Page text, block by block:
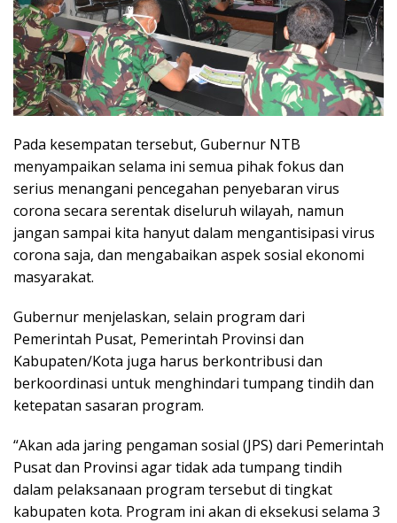
Pada kesempatan tersebut, Gubernur NTB
menyampaikan selama ini semua pihak fokus dan
serius menangani pencegahan penyebaran virus
corona secara serentak diseluruh wilayah, namun
jangan sampai kita hanyut dalam mengantisipasi virus
corona saja, dan mengabaikan aspek sosial ekonomi
masyarakat.
Gubernur menjelaskan, selain program dari
Pemerintah Pusat, Pemerintah Provinsi dan
Kabupaten/Kota juga harus berkontribusi dan
berkoordinasi untuk menghindari tumpang tindih dan
ketepatan sasaran program.
“Akan ada jaring pengaman sosial (JPS) dari Pemerintah
Pusat dan Provinsi agar tidak ada tumpang tindih
dalam pelaksanaan program tersebut di tingkat
kabupaten kota. Program ini akan di eksekusi selama 3